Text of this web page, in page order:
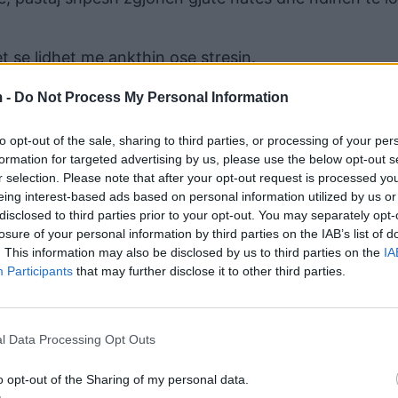
- Do Not Process My Personal Information
opt-out of the sale, sharing to third parties, or processing of your
for targeted advertising by us, please use the below opt-out
selection. Please note that after your opt-out request is processed
interest-based ads based on personal information utilized by us
to third parties prior to your opt-out. You may separately
of your personal information by third parties on the IAB’s list of
This information may also be disclosed by us to third parties on the
Participants that may further disclose it to other third parties.
Data Processing Opt Outs
opt-out of the Sharing of my personal data.
se lidhet me ankthin ose stresin.
të ketë nevojë për mbështetje për lehtësimin e
simpatike, në parasimpatike.
situata luftimi ose ikjeje, kur organizmi përballet
e rrahjeve të zemrës, frymëmarrje të shpejtë,
të ngjashme, në mënyrë që të përgatitet trupi për
mund të ketë një efekt të rëndësishëm në gjumë.
vigjilence dhe aktiviteti, gjë që mund ta bëjë
thellë. Nivelet e larta të stresit ose ankthit mund të
me gjumin, si pagjumësia ose zgjimet e
parasimpatik inkurajon relaksimin, qetësinë dhe
gjumë dhe rikuperim. Kjo mund t’ju ndihmojë të